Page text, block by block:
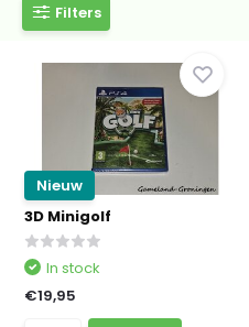
Filters
Nieuw
3D Minigolf
In stock
€19,95